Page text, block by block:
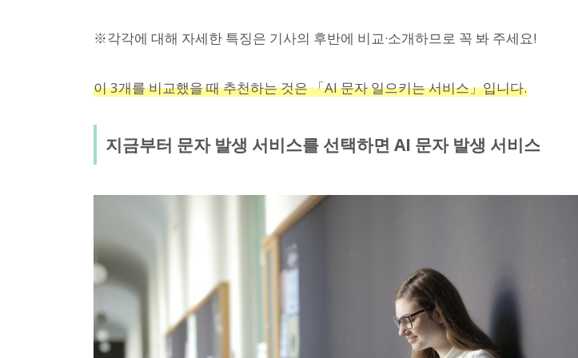
※각각에 대해 자세한 특징은 기사의 후반에 비교·소개하므로 꼭 봐 주세요!
이 3개를 비교했을 때 추천하는 것은 「AI 문자 일으키는 서비스」입니다.
지금부터 문자 발생 서비스를 선택하면 AI 문자 발생 서비스